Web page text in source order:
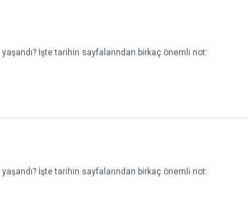
İşte tarihin sayfalarından birkaç önemli not:
İşte tarihin sayfalarından birkaç önemli not: